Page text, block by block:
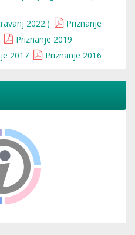
2022.)
Priznanje
Priznanje 2019
2017 Priznanje 2016